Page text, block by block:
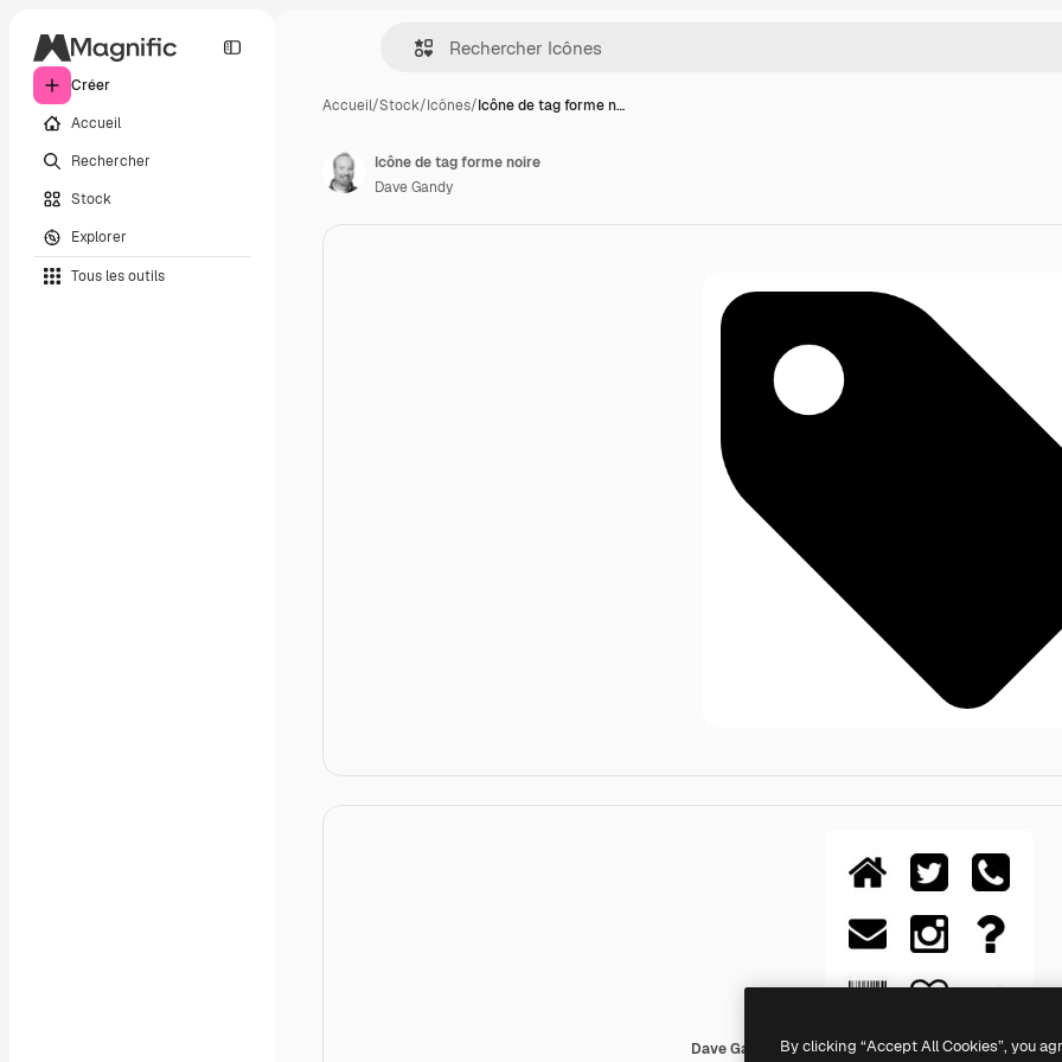
Créer
Accueil
Rechercher
Stock
Explorer
Tous les outils
Accueil/Stock/Icônes/Icône de tag forme n…
Dave Gandy Fill
Icône de tag forme noire
Dave Gandy
By clicking “Accept All Cookies”, you